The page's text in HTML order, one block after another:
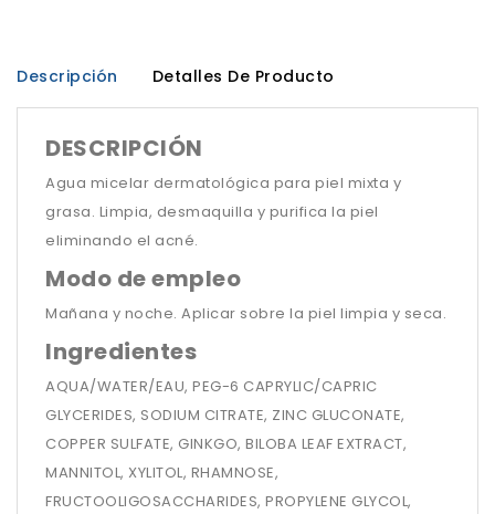
Descripción Detalles De Producto
DESCRIPCIÓN
Agua micelar dermatológica para piel mixta y
grasa. Limpia, desmaquilla y purifica la piel
eliminando el acné.
Modo de empleo
Mañana y noche. Aplicar sobre la piel limpia y seca.
Ingredientes
AQUA/WATER/EAU, PEG-6 CAPRYLIC/CAPRIC
GLYCERIDES, SODIUM CITRATE, ZINC GLUCONATE,
COPPER SULFATE, GINKGO, BILOBA LEAF EXTRACT,
MANNITOL, XYLITOL, RHAMNOSE,
FRUCTOOLIGOSACCHARIDES, PROPYLENE GLYCOL,